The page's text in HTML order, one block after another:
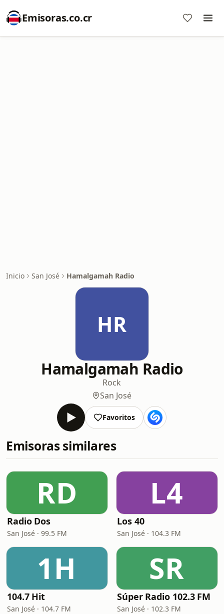
Emisoras.co.cr
Inicio San José Hamalgamah Radio
HR
Hamalgamah Radio
Rock
San José
Favoritos
Emisoras similares
RD
Radio Dos
San José · 99.5 FM
L4
Los 40
San José · 104.3 FM
1H
104.7 Hit
San José · 104.7 FM
SR
Súper Radio 102.3 FM
San José · 102.3 FM